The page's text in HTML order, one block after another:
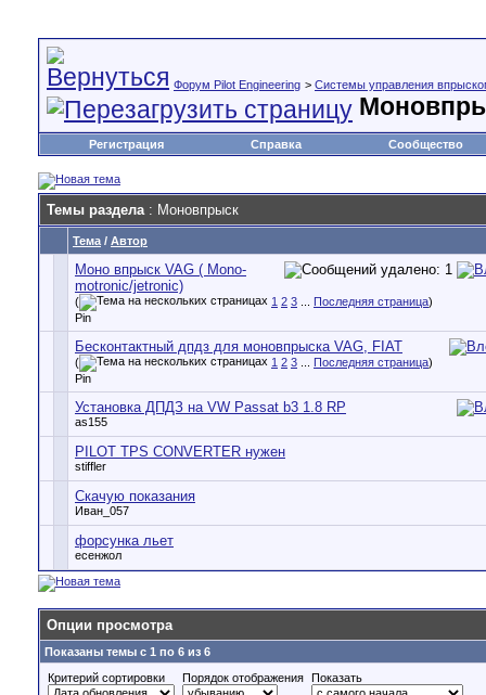
Форум Pilot Engineering > Cистемы управления
Регистрация Справка Сообщество
Темы раздела: Моновпрыск
Тема / Автор
Моно впрыск VAG ( Mono-
motronic/jetronic)
( 1 2 3 Последняя страница)
Pin
Бесконтактный дпдз для моновпрыска VAG, FIAT
( 1 2 3 Последняя страница)
Pin
Установка ДПДЗ на VW Passat b3 1.8 RP
as155
PILOT TPS CONVERTER нужен
stiffler
Скачую показания
Иван_057
форсунка льет
есенжол
Опции просмотра
Показаны темы с 1 по 6 из 6
Критерий сортировки
Порядок отображения Показать